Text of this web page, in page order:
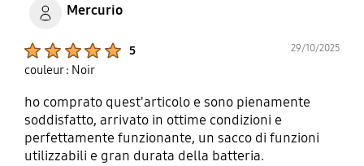
Mercurio
5 29/10/2025
couleur : Noir
ho comprato quest'articolo e sono pienamente
soddisfatto, arrivato in ottime condizioni e
perfettamente funzionante, un sacco di funzioni
utilizzabili e gran durata della batteria.